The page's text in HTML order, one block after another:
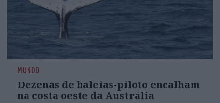
MUNDO
Dezenas de baleias-piloto encalham
na costa oeste da Austrália